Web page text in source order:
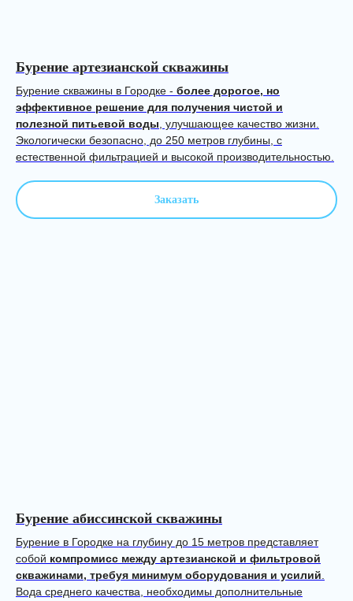
Бурение артезианской скважины
Бурение скважины в Городке - более дорогое, но
эффективное решение для получения чистой и
полезной питьевой воды , улучшающее качество жизни.
Экологически безопасно, до 250 метров глубины, с
естественной фильтрацией и высокой производительностью.
Заказать
Бурение абиссинской скважины
Бурение в Городке на глубину до 15 метров представляет
собой компромисс между артезианской и фильтровой
скважинами, требуя минимум оборудования и усилий.
Вода среднего качества, необходимы дополнительные